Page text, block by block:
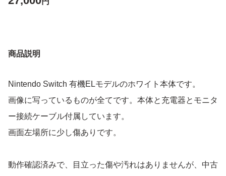
商品説明
Nintendo Switch 有機ELモデルのホワイト本体です。
画像に写っているものが全てです。本体と充電器とモニタ
ー接続ケーブル付属しています。
画面左場所に少し傷ありです。
動作確認済みで、目立った傷や汚れはありませんが、中古